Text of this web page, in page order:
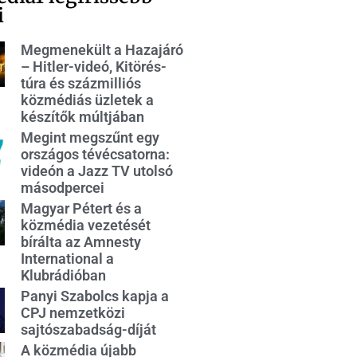
Megmenekült a Hazajáró
– Hitler-videó, Kitörés-
túra és százmilliós
közmédiás üzletek a
készítők múltjában
Megint megszűnt egy
országos tévécsatorna:
videón a Jazz TV utolsó
másodpercei
Magyar Pétert és a
közmédia vezetését
bírálta az Amnesty
International a
Klubrádióban
Panyi Szabolcs kapja a
CPJ nemzetközi
sajtószabadság-díját
A közmédia újabb